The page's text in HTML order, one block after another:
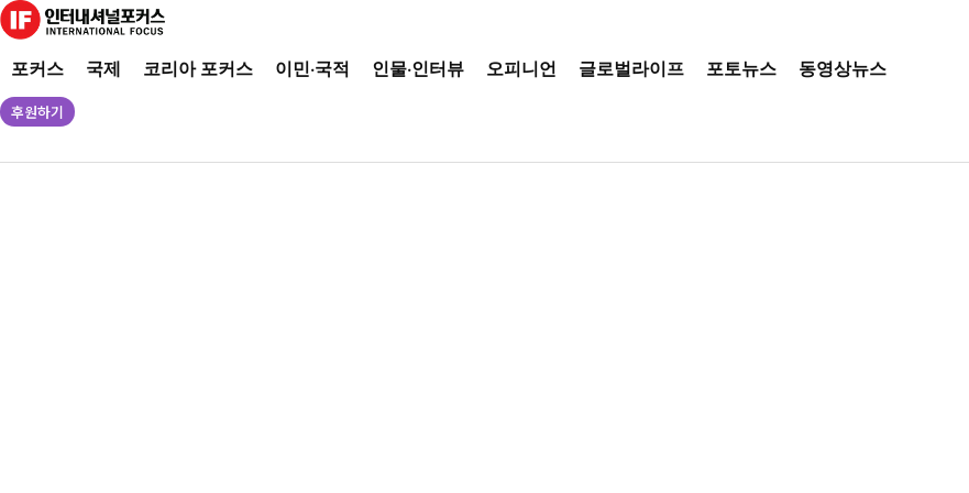
포커스 국제 코리아 포커스 이민·국적 인물·인터뷰 오피니언 글로벌라이프 포토뉴스 동영상뉴스
후원하기